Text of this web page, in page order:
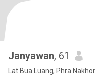
Janyawan, 61
Lat Bua Luang, Phra